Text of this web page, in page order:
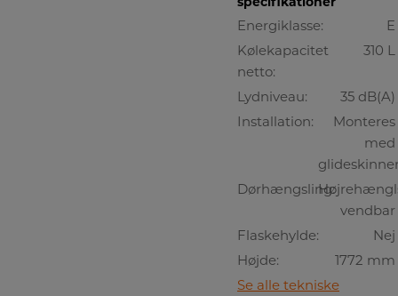
Energiklasse:
E
Kølekapacitet
netto:
310 L
Lydniveau:
35 dB(A)
Installation:
Monteres
med
Dørhængsling:
vendbar
Flaskehylde:
Nej
Højde:
1772 mm
Se alle tekniske